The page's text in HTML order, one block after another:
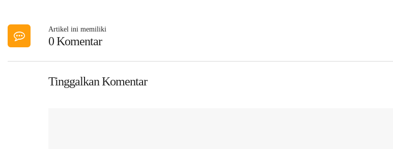
Artikel ini memiliki
0 Komentar
Tinggalkan Komentar